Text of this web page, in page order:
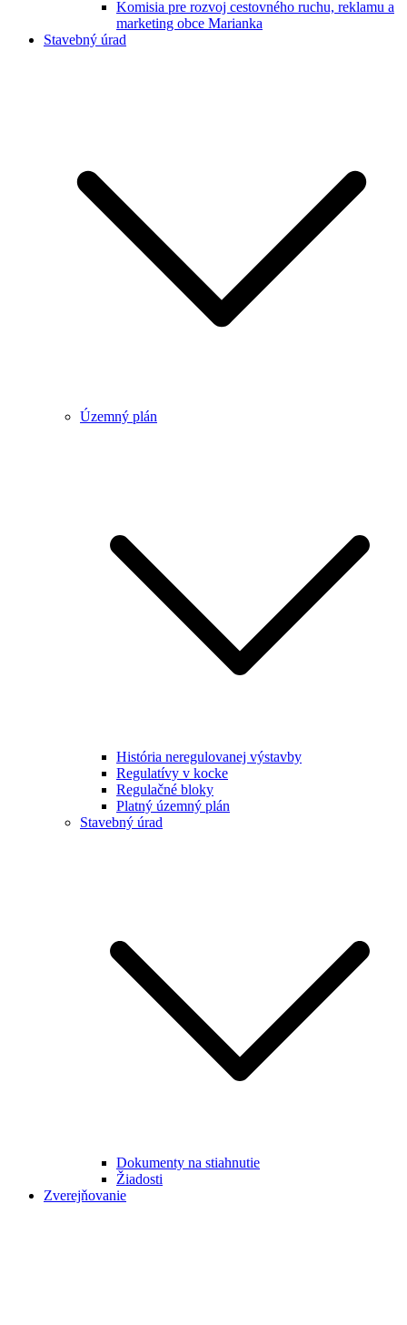
Komisia pre rozvoj cestovného ruchu, reklamu a
marketing obce Marianka
Stavebný úrad
Územný plán
História neregulovanej výstavby
Regulatívy v kocke
Regulačné bloky
Platný územný plán
Stavebný úrad
Dokumenty na stiahnutie
Žiadosti
Zverejňovanie